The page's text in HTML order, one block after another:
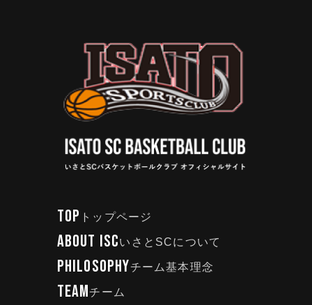
TOP トップページ
ABOUT ISCいさとSCについて
PHILOSOPHYチーム基本理念
TEAMチーム